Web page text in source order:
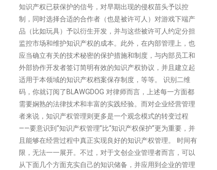
知识产权已获保护的信号，对早期出现的侵权苗头予以控
制，同时选择合适的合作者（也是被许可人）对游戏下端产
品（比如玩具）予以衍生开发，并与这些被许可人约定分担
监控市场和维护知识产权的成本。此外，在内部管理上，也
应当确立有关的技术秘密的保护措施和制度，与内部员工和
外部协作开发者签订简明有效的知识产权协议，并且建立起
适用于本领域的知识产权档案保存制度，等等。 识别二维
码，你就订阅了BLAWGDOG 对律师而言，上述每一方面都
需要娴熟的法律技术和丰富的实践经验。而对企业经营管理
者来说，知识产权管理则更多是一个观念模式的转变过程
——要意识到“知识产权管理”比“知识产权保护”更为重要，并
且能够在经营过程中真正实现良好的知识产权管理。 时间有
限，无法一一展开。不过，对于文创企业管理者而言，可以
从下面几个方面充实自己的知识储备，并应用到企业的管理